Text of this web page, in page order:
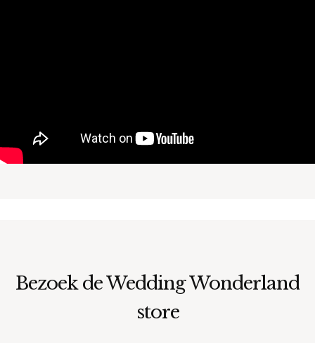
Bezoek de Wedding Wonderland
store